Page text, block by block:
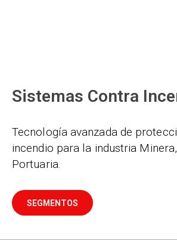
Sistemas Contra
Tecnología avanzada de
incendio para la industria
Portuaria.
SEGMENTOS